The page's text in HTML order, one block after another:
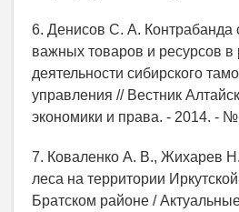
6. Денисов С. А. Контрабанда
важных товаров и ресурсов в
деятельности сибирского
управления // Вестник
экономики и права. - 2014. -
7. Коваленко А. В., Жихарев
леса на территории
Братском районе /